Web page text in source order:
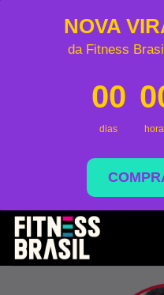
NOVA
da Fitness
00
dias
Saltar
contenido